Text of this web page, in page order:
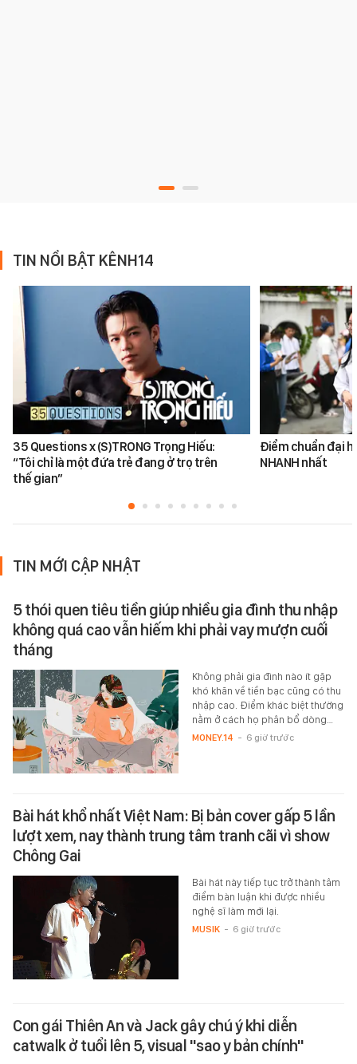
TIN NỔI BẬT KÊNH14
35 Questions x (S)TRONG Trọng Hiếu:
“Tôi chỉ là một đứa trẻ đang ở trọ trên
thế gian”
Điểm chuẩn đại
NHANH nhất
TIN MỚI CẬP NHẬT
5 thói quen tiêu tiền giúp nhiều gia đình thu nhập
không quá cao vẫn hiếm khi phải vay mượn cuối
tháng
Không phải gia đình nào ít gặp
khó khăn về tiền bạc cũng có thu
nhập cao. Điểm khác biệt thường
nằm ở cách họ phân bổ dòng…
MONEY.14 - 6 giờ trước
Bài hát khổ nhất Việt Nam: Bị bản cover gấp 5 lần
lượt xem, nay thành trung tâm tranh cãi vì show
Chông Gai
Bài hát này tiếp tục trở thành tâm
điểm bàn luận khi được nhiều
nghệ sĩ làm mới lại.
MUSIK - 6 giờ trước
Con gái Thiên An và Jack gây chú ý khi diễn
catwalk ở tuổi lên 5, visual "sao y bản chính"